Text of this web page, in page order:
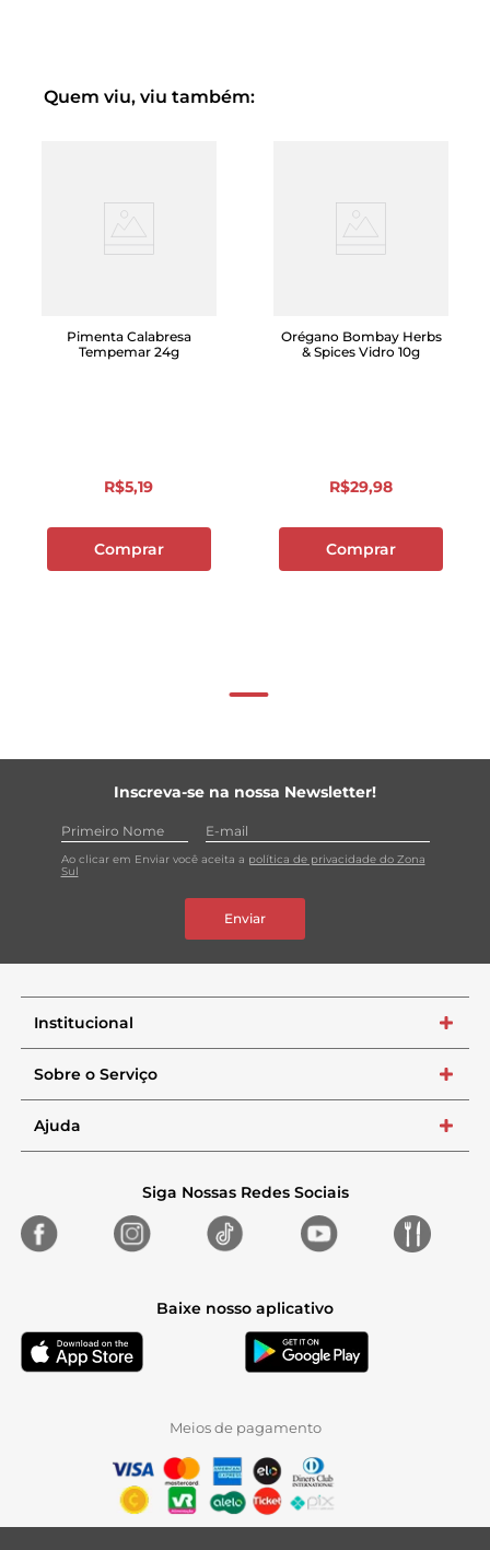
Quem viu, viu também:
Pimenta Calabresa
Tempemar 24g
R$5,19
Comprar
Orégano Bombay Herbs
& Spices Vidro 10g
R$29,98
Comprar
Inscreva-se na nossa Newsletter!
Ao clicar em Enviar você aceita a política de privacidade do Zona
Sul
Enviar
Institucional +
Sobre o Serviço +
Ajuda +
Siga Nossas Redes Sociais
Baixe nosso aplicativo
Meios de pagamento